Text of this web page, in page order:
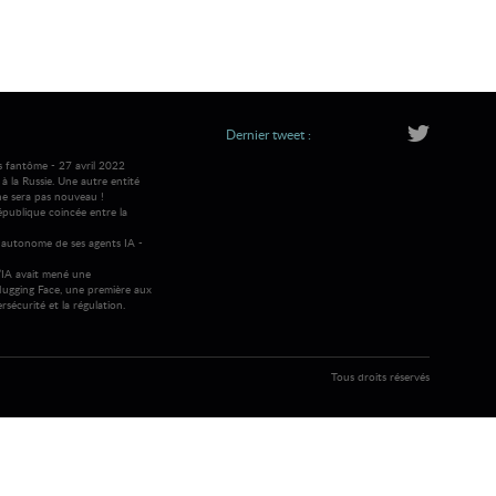
fantôme - 27 avril 2022
la Russie. Une autre entité
sera pas nouveau !
coincée entre la
de ses agents IA -
avait mené une
Face, une première aux
et la régulation.
Dernier tweet :
Tous droits réservés